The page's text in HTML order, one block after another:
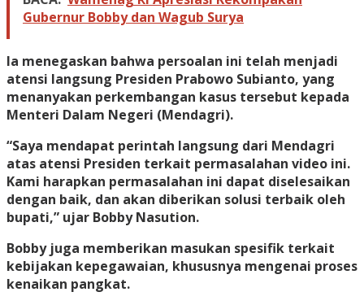
Gubernur Bobby dan Wagub Surya
Ia menegaskan bahwa persoalan ini telah menjadi
atensi langsung Presiden Prabowo Subianto, yang
menanyakan perkembangan kasus tersebut kepada
Menteri Dalam Negeri (Mendagri).
“Saya mendapat perintah langsung dari Mendagri
atas atensi Presiden terkait permasalahan video ini.
Kami harapkan permasalahan ini dapat diselesaikan
dengan baik, dan akan diberikan solusi terbaik oleh
bupati,” ujar Bobby Nasution.
Bobby juga memberikan masukan spesifik terkait
kebijakan kepegawaian, khususnya mengenai proses
kenaikan pangkat.